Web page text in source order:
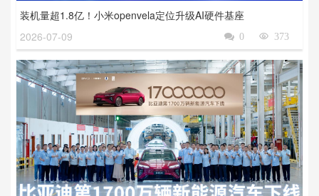
装机量超1.8亿！小米openvela定位升级AI硬件基座
2026-07-09
373

0
